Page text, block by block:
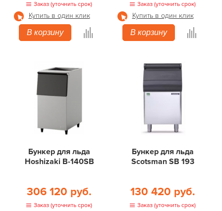
Заказ (уточнить срок)
Купить в один клик
В корзину
Заказ (уточнить срок)
Купить в один клик
В корзину
Бункер для льда
Hoshizaki B-140SB
306 120 руб.
Заказ (уточнить срок)
Бункер для льда
Scotsman SB 193
130 420 руб.
Заказ (уточнить срок)